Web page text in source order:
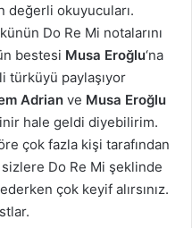
değerli okuyucuları.
Do Re Mi notalarını
bestesi Musa Eroğlu‘na
türküyü paylaşıyor
Adrian ve Musa Eroğlu
hale geldi diyebilirim.
çok fazla kişi tarafından
Do Re Mi şeklinde
çok keyif alırsınız.